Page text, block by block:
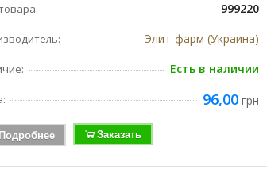
999220
Элит-фарм (Украина)
Есть в наличии
96,00грн
Подробнее Заказать